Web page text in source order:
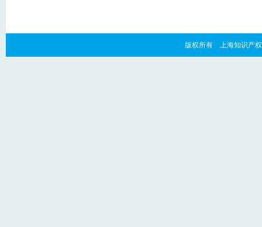
版权所有 上海知识产权